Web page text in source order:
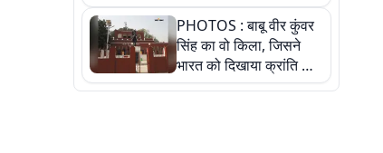
PHOTOS : बाबू वीर कुंवर
सिंह का वो किला, जिसने
भारत को दिखाया क्रांति का
रास्ता: तस्वीरों में देखिए